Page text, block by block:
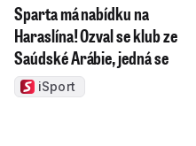
Sparta má nabídku na
Haraslína! Ozval se klub ze
Saúdské Arábie, jedná se
iSport